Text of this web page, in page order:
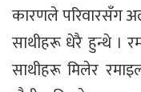
कारणले परिवारसँग
साथीहरू धेरै हुन्थे ।
साथीहरू मिलेर